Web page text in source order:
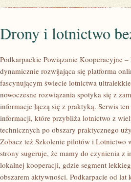
Drony i lotnictwo
Podkarpackie Powiązanie Kooperacyjne
dynamicznie rozwijająca się platforma
fascynującym świecie lotnictwa
nowoczesne rozwiązania spotyka się z
informacje łączą się z praktyką. Serwis
informacji, które przybliża lotnictwo z
technicznych po obszary praktycznego
Zobacz też Szkolenie pilotów i Lotnictwo
strony sugeruje, że mamy do czynienia z
lokalnej kooperacji, gdzie segment
obszarem aktywności. Podkarpacie od